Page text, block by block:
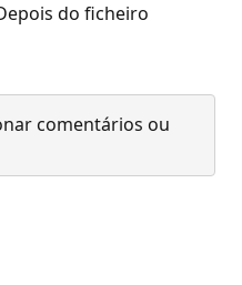
do ficheiro
comentários ou